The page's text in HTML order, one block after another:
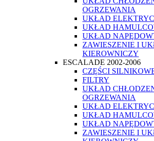
OGRZEWANIA
UKŁAD
UKŁAD
UKŁAD
ZAWIESZENIE I
KIEROWNICZY
ESCALADE 2002-2006
CZĘŚCI
FILTRY
UKŁAD
OGRZEWANIA
UKŁAD
UKŁAD
UKŁAD
ZAWIESZENIE I